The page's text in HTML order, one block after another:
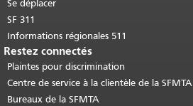
Se déplacer
SF 311
Informations régionales 511
Restez connectés
Plaintes pour discrimination
Centre de service à la clientèle de la SFMTA
Bureaux de la SFMTA